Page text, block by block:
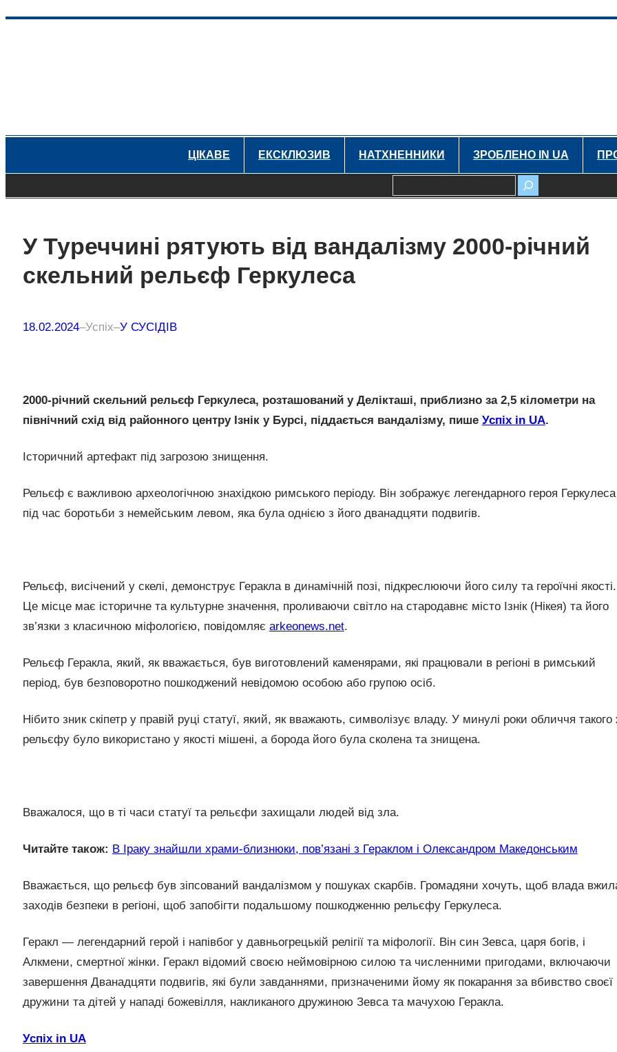
ЦІКАВЕ ЕКСКЛЮЗИВ НАТХНЕННИКИ ЗРОБЛЕНО IN UA
У Туреччині рятують від вандалізму 2000-річний
скельний рельєф Геркулеса
18.02.2024–Успіх–У СУСІДІВ
2000-річний скельний рельєф Геркулеса, розташований у Делікташі, приблизно за 2,5 кілометри на
північний схід від районного центру Ізнік у Бурсі, піддається вандалізму, пише Успіх in UA.
Історичний артефакт під загрозою знищення.
Рельєф є важливою археологічною знахідкою римського періоду. Він зображує легендарного героя Геркулеса
під час боротьби з немейським левом, яка була однією з його дванадцяти подвигів.
Рельєф, висічений у скелі, демонструє Геракла в динамічній позі, підкреслюючи його силу та героїчні якості.
Це місце має історичне та культурне значення, проливаючи світло на стародавнє місто Ізнік (Нікея) та його
зв’язки з класичною міфологією, повідомляє arkeonews.net.
Рельєф Геракла, який, як вважається, був виготовлений каменярами, які працювали в регіоні в римський
період, був безповоротно пошкоджений невідомою особою або групою осіб.
Нібито зник скіпетр у правій руці статуї, який, як вважають, символізує владу. У минулі роки обличчя такого
рельєфу було використано у якості мішені, а борода його була сколена та знищена.
Вважалося, що в ті часи статуї та рельєфи захищали людей від зла.
Читайте також: В Іраку знайшли храми-близнюки, пов’язані з Гераклом і Олександром Македонським
Вважається, що рельєф був зіпсований вандалізмом у пошуках скарбів. Громадяни хочуть, щоб влада
заходів безпеки в регіоні, щоб запобігти подальшому пошкодженню рельєфу Геркулеса.
Геракл — легендарний герой і напівбог у давньогрецькій релігії та міфології. Він син Зевса, царя богів, і
Алкмени, смертної жінки. Геракл відомий своєю неймовірною силою та численними пригодами, включаючи
завершення Дванадцяти подвигів, які були завданнями, призначеними йому як покарання за вбивство своєї
дружини та дітей у нападі божевілля, накликаного дружиною Зевса та мачухою Геракла.
Успіх in UA